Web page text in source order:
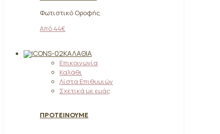
Φωτιστικό Οροφής
Από 44€
ΚΑΛΆΘΙΑ
Επικοινωνία
Καλάθι
Λίστα Επιθυμιών
Σχετικά με εμάς
ΠΡΟΤΕΙΝΟΥΜΕ